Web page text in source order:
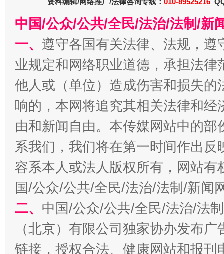
千年窑火 生生不息 一
资料编辑/网络推广/法律咨询专线： 010-89525216
中国/公众/公共/全民/法治/法制/新
一、 遵守各国有关法律、法规，
业规定和网络职业道德，承担法
他人或（单位）造成伤害和损失
响的，本网将追究其相关法律和
由和新闻自由。本传媒网站中的
系我们，我们将在第一时间作出
容系本人或法人版权所有，网站
国/公众/公共/全民/法治/法制/新闻
二、 中国/公众/公共/全民/法治/法
（北京）有限公司独家协办发布
链接，授权合法、健康网站和报